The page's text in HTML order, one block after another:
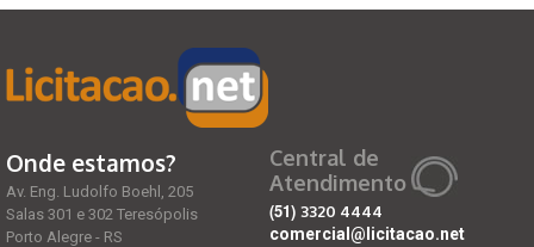
Onde estamos?
Av. Eng. Ludolfo Boehl, 205
Salas 301 e 302 Teresópolis
Porto Alegre - RS
Central de
Atendimento
(51) 3320 4444
comercial@licitacao.net